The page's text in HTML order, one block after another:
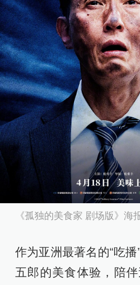
《孤独的美食家 剧场版》海
作为亚洲最著名的“吃
五郎的美食体验，陪